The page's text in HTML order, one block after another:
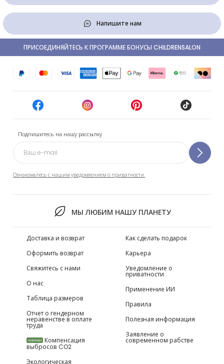
Напишите нам
Подпишитесь на нашу рассылку
Ознакомьтесь с нашим уведомлением о приватности.
МЫ ЛЮБИМ НАШУ ПЛАНЕТУ
ПРИСОЕДИНЯЙТЕСЬ К ПРОГРАММЕ БОНУСЫ CHILDRENSALON
Доставка и возврат
Оформить возврат
Свяжитесь с нами
О нас
Таблица размеров
Отчет о гендерном
неравенстве в оплате
труда
НОВИНКИ Компенсация
выбросов CO2
Экологическая
Как сделать подарок
Карьера
Уведомление о
приватности
Применение ИИ
Правила
Полезная информация
Заявление о
современном рабстве